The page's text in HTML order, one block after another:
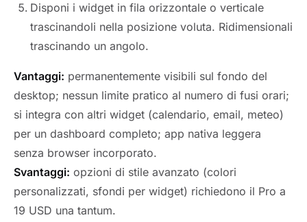
Disponi i widget in fila orizzontale o verticale
trascinandoli nella posizione voluta. Ridimensionali
trascinando un angolo.
Vantaggi: permanentemente visibili sul fondo del
desktop; nessun limite pratico al numero di fusi orari;
si integra con altri widget (calendario, email, meteo)
per un dashboard completo; app nativa leggera
senza browser incorporato.
Svantaggi: opzioni di stile avanzato (colori
personalizzati, sfondi per widget) richiedono il Pro a
19 USD una tantum.